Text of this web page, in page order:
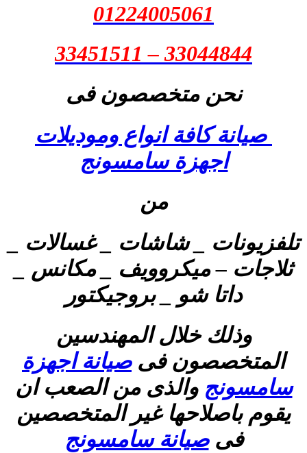
01224005061
33044844 – 33451511
نحن متخصصون فى
صيانة كافة انواع وموديلات
اجهزة سامسونج
من
تلفزيونات _ شاشات _ غسالات _
ثلاجات – ميكروويف _ مكانس _
داتا شو _ بروجيكتور
وذلك خلال المهندسين
المتخصصون فىصيانة اجهزة
سامسونج والذى من الصعب ان
يقوم باصلاحها غير المتخصصين
فىصيانة سامسونج